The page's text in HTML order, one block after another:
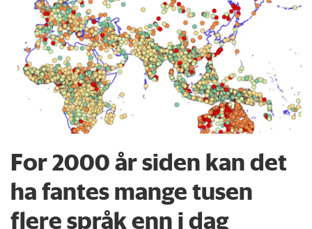
For 2000 år siden kan det
ha fantes mange tusen
flere språk enn i dag